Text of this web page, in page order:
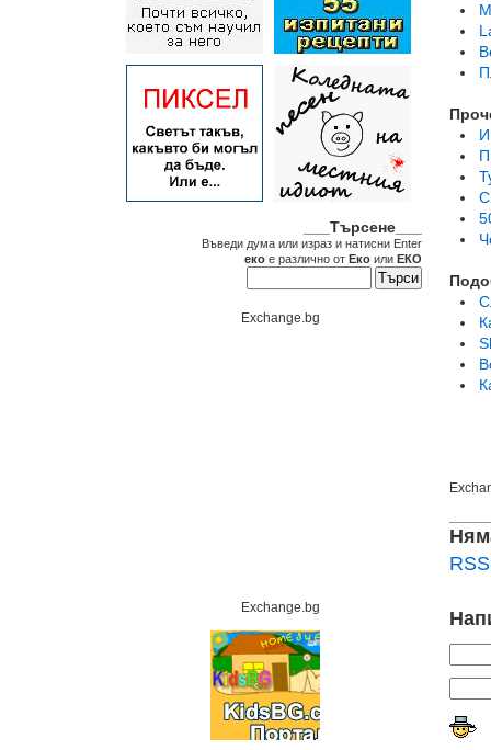
___Търсене___
Въведи дума или израз и натисни Enter
еко е различно от Еко или ЕКО
Exchange.bg
Exchange.bg